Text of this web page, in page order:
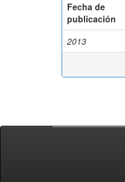
Fecha de
publicación
2013